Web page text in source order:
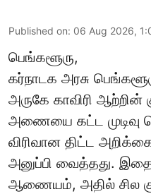
Published on: 06 Aug 2026,
பெங்களூரு,
கர்நாடக அரசு
அருகே காவிரி ஆற்றின்
அணையை கட்ட முடிவு
விரிவான திட்ட
அனுப்பி வைத்தது.
ஆணையம், அதில் சில